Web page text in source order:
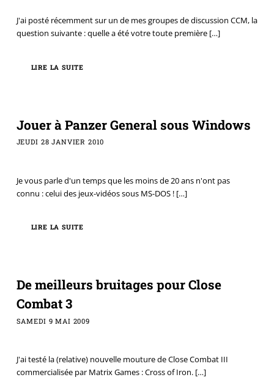
J'ai posté récemment sur un de mes groupes de discussion CCM, la
question suivante : quelle a été votre toute première[…]
LIRE LA SUITE
Jouer à Panzer General sous Windows
JEUDI 28 JANVIER 2010
Je vous parle d'un temps que les moins de 20 ans n'ont pas
connu : celui des jeux-vidéos sous MS-DOS ![…]
LIRE LA SUITE
De meilleurs bruitages pour Close
Combat 3
SAMEDI 9 MAI 2009
J'ai testé la (relative) nouvelle mouture de Close Combat III
commercialisée par Matrix Games : Cross of Iron.[…]